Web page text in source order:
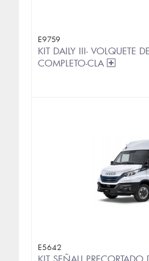
E9759
KIT DAILY III- VOLQUETE
COMPLETO-CLA
E5642
KIT SEÑALI